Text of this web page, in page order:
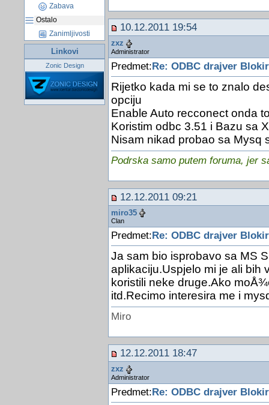
Zabava
Ostalo
Zanimljivosti
Linkovi
Zonic Design
10.12.2011 19:54
zxz
Administrator
Predmet:Re: ODBC drajver
Rijetko kada mi se to znalo
opciju
Enable Auto recconect onda
Koristim odbc 3.51 i Bazu sa
Nisam nikad probao sa Mysq
Podrska samo putem foruma, jer
12.12.2011 09:21
miro35
Clan
Predmet: Re: ODBC drajver
Ja sam bio isprobavo sa MS
aplikaciju.Uspjelo mi je ali bih
koristili neke druge.Ako
itd.Recimo interesira me i
Miro
12.12.2011 18:47
zxz
Administrator
Predmet:Re: ODBC drajver